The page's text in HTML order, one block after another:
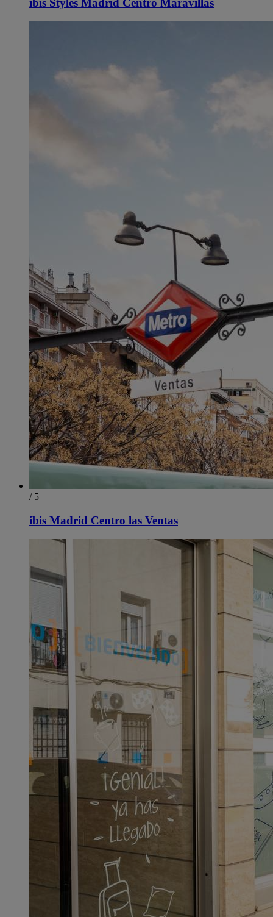
ibis Styles Madrid Centro Maravillas
/ 5
ibis Madrid Centro las Ventas